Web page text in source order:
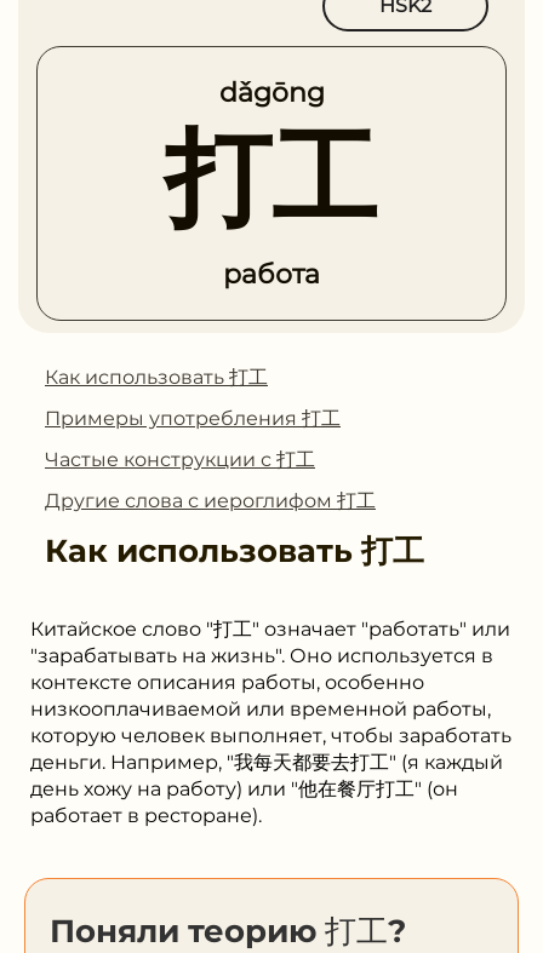
HSK2
dǎgōng
打工
работа
Как использовать 打工
Примеры употребления 打工
Частые конструкции с 打工
Другие слова с иероглифом 打工
Как использовать打工
Китайское слово "打工" означает "работать" или
"зарабатывать на жизнь". Оно используется в
контексте описания работы, особенно
низкооплачиваемой или временной работы,
которую человек выполняет, чтобы заработать
деньги. Например, "我每天都要去打工" (я каждый
день хожу на работу) или "他在餐厅打工" (он
работает в ресторане).
Поняли теорию 打工?